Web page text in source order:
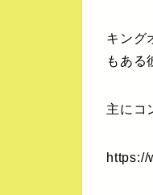
キング
もある
主にコ
https://